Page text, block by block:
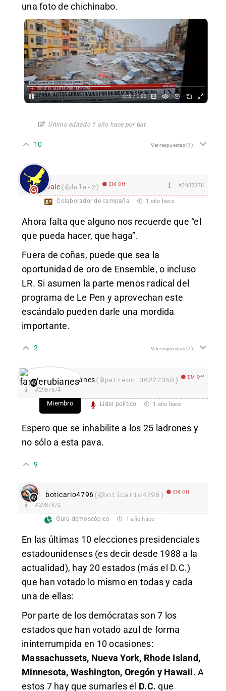
una foto de chichinabo.
Último editado 1 año hace por Bat
10 Ver respuestas(1)
Dale(@dale-2) EM Off #2987876
Colaborador de campaña 1 año hace
Ahora falta que alguno nos recuerde que “el
que pueda hacer, que haga”.
Fuera de coñas, puede que sea la
oportunidad de oro de Ensemble, o incluso
LR. Si asumen la parte menos radical del
programa de Le Pen y aprovechan este
escándalo pueden darle una mordida
importante.
2 Ver respuestas(7)
fanderubianes(@patreon_36222350) EM Off
#2987874
Miembro Líder político 1 año hace
Espero que se inhabilite a los 25 ladrones y
no sólo a esta pava.
9
boticario4796(@boticario4796) EM Off
#2987872
Gurú demoscópico 1 año hace
En las últimas 10 elecciones presidenciales
estadounidenses (es decir desde 1988 a la
actualidad), hay 20 estados (más el D.C.)
que han votado lo mismo en todas y cada
una de ellas:
Por parte de los demócratas son 7 los
estados que han votado azul de forma
ininterrumpida en 10 ocasiones:
Massachussets, Nueva York, Rhode Island,
Minnesota, Washington, Oregón y Hawaii. A
estos 7 hay que sumarles el D.C. que